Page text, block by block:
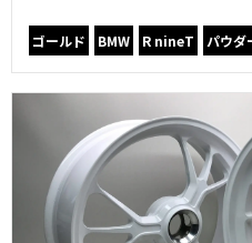
ゴールド BMW R nineT パウダ